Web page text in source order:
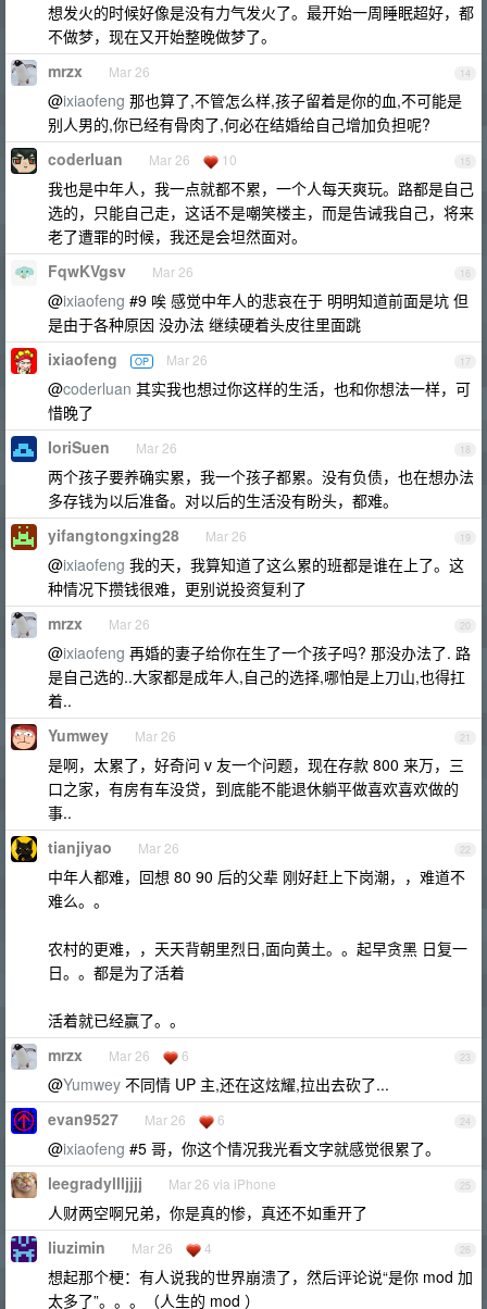
想发火的时候好像是没有力气发火了。最开始一周睡眠超好，都
不做梦，现在又开始整晚做梦了。
14
mrzx Mar 26
@ixiaofeng 那也算了,不管怎么样,孩子留着是你的血,不可能是
别人男的,你已经有骨肉了,何必在结婚给自己增加负担呢?
15
coderluan Mar 26 10
我也是中年人，我一点就都不累，一个人每天爽玩。路都是自己
选的，只能自己走，这话不是嘲笑楼主，而是告诫我自己，将来
老了遭罪的时候，我还是会坦然面对。
16
FqwKVgsv Mar 26
@ixiaofeng #9 唉 感觉中年人的悲哀在于 明明知道前面是坑 但
是由于各种原因 没办法 继续硬着头皮往里面跳
17
ixiaofeng OP Mar 26
@coderluan 其实我也想过你这样的生活，也和你想法一样，可
惜晚了
18
IoriSuen Mar 26
两个孩子要养确实累，我一个孩子都累。没有负债，也在想办法
多存钱为以后准备。对以后的生活没有盼头，都难。
19
yifangtongxing28 Mar 26
@ixiaofeng 我的天，我算知道了这么累的班都是谁在上了。这
种情况下攒钱很难，更别说投资复利了
20
mrzx Mar 26
@ixiaofeng 再婚的妻子给你在生了一个孩子吗? 那没办法了. 路
是自己选的..大家都是成年人,自己的选择,哪怕是上刀山,也得扛
着..
21
Yumwey Mar 26
是啊，太累了，好奇问 v 友一个问题，现在存款 800 来万，三
口之家，有房有车没贷，到底能不能退休躺平做喜欢喜欢做的
事..
22
tianjiyao Mar 26
中年人都难，回想 80 90 后的父辈 刚好赶上下岗潮，，难道不
难么。。
农村的更难，，天天背朝里烈日,面向黄土。。起早贪黑 日复一
日。。都是为了活着
活着就已经赢了。。
23
mrzx Mar 26 6
@Yumwey 不同情 UP 主,还在这炫耀,拉出去砍了...
24
evan9527 Mar 26 6
@ixiaofeng #5 哥，你这个情况我光看文字就感觉很累了。
25
leegradyllljjjj Mar 26 via iPhone
人财两空啊兄弟，你是真的惨，真还不如重开了
26
liuzimin Mar 26 4
想起那个梗：有人说我的世界崩溃了，然后评论说“是你 mod 加
太多了”。。。（人生的 mod ）